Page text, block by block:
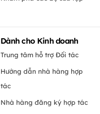
Dành cho Kinh doanh
Trung tâm hỗ trợ Đối tác
Hướng dẫn nhà hàng hợp
tác
Nhà hàng đăng ký hợp tác